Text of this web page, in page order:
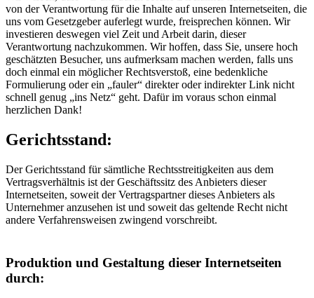
von der Verantwortung für die Inhalte auf unseren Internetseiten, die
uns vom Gesetzgeber auferlegt wurde, freisprechen können. Wir
investieren deswegen viel Zeit und Arbeit darin, dieser
Verantwortung nachzukommen. Wir hoffen, dass Sie, unsere hoch
geschätzten Besucher, uns aufmerksam machen werden, falls uns
doch einmal ein möglicher Rechtsverstoß, eine bedenkliche
Formulierung oder ein „fauler“ direkter oder indirekter Link nicht
schnell genug „ins Netz“ geht. Dafür im voraus schon einmal
herzlichen Dank!
Gerichtsstand:
Der Gerichtsstand für sämtliche Rechtsstreitigkeiten aus dem
Vertragsverhältnis ist der Geschäftssitz des Anbieters dieser
Internetseiten, soweit der Vertragspartner dieses Anbieters als
Unternehmer anzusehen ist und soweit das geltende Recht nicht
andere Verfahrensweisen zwingend vorschreibt.
Produktion und Gestaltung dieser Internetseiten
durch: